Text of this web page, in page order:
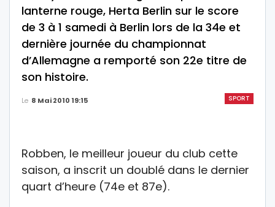
lanterne rouge, Herta Berlin sur le score
de 3 à 1 samedi à Berlin lors de la 34e et
dernière journée du championnat
d’Allemagne a remporté son 22e titre de
son histoire.
SPORT
Le 8 Mai 2010 19:15
Robben, le meilleur joueur du club cette
saison, a inscrit un doublé dans le dernier
quart d’heure (74e et 87e).